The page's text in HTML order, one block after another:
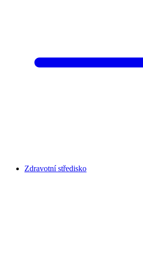
Zdravotní středisko